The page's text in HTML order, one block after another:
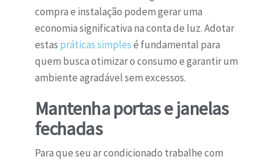
compra e instalação podem gerar uma
economia significativa na conta de luz. Adotar
estas práticas simplesé fundamental para
quem busca otimizar o consumo e garantir um
ambiente agradável sem excessos.
Mantenha portas e janelas
fechadas
Para que seu ar condicionado trabalhe com